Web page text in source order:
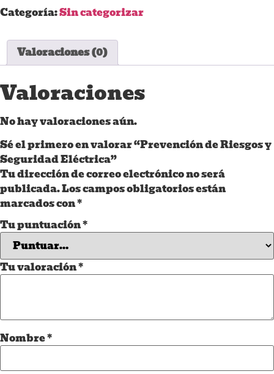
Categoría:Sin categorizar
Valoraciones (0)
Valoraciones
No hay valoraciones aún.
Sé el primero en valorar “Prevención de Riesgos y
Seguridad Eléctrica”
Tu dirección de correo electrónico no será
publicada.Los campos obligatorios están
marcados con*
Tu puntuación*
Tu valoración*
Nombre*